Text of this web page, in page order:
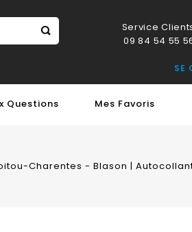
Service
09 84 54 55
SE
Questions Mes Favoris
Charentes - Blason |